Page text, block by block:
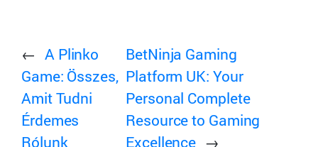
← A Plinko
Game: Összes,
Amit Tudni
Érdemes
Rólunk
BetNinja Gaming
Platform UK: Your
Personal Complete
Resource to Gaming
Excellence →